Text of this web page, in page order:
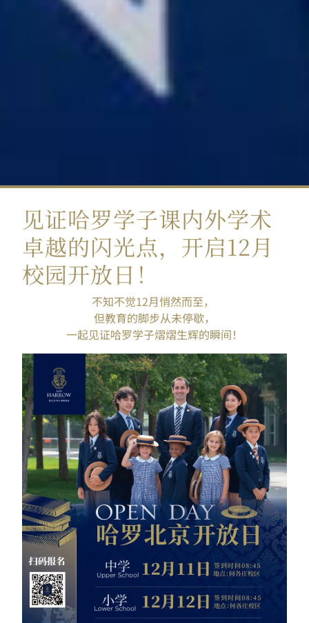
见证哈罗学子课内外学术
卓越的闪光点，开启12月
校园开放日！
不知不觉12月悄然而至，
但教育的脚步从未停歇，
一起见证哈罗学子熠熠生辉的瞬间！